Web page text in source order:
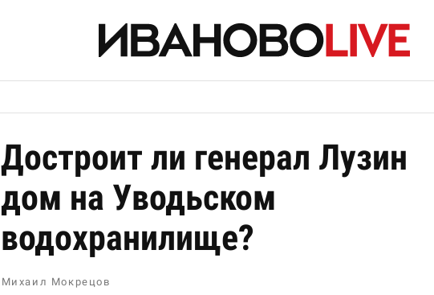
Достроит ли генерал Лузин
дом на Уводьском
водохранилище?
Михаил Мокрецов